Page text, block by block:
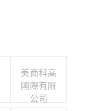
美商科高
國際有限
公司